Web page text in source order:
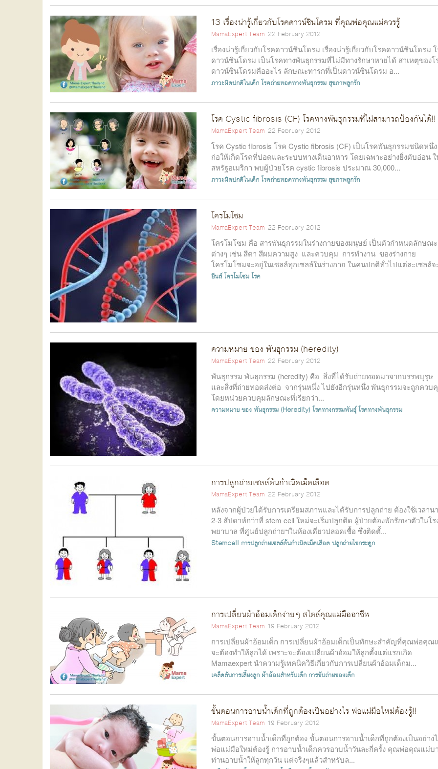
13 เรื่องน่ารู้เกี่ยวกับโรคดาวน์ซินโดรม ที่คุณพ่อคุณแม่ควรรู้
MamaExpert Team 22 February 2012
เรื่องน่ารู้เกี่ยวกับโรคดาวน์ซินโดรม เรื่องน่ารู้เกี่ยวกับโรคดาวน์ซินโดรม
ดาวน์ซินโดรม เป็นโรคทางพันธุกรรมที่ไม่มีทางรักษาหายได้ สาเหตุของโ
ดาวน์ซินโดรมคืออะไร ลักษณะทารกที่เป็นดาวน์ซินโดรม อ...
ภาวะผิดปกติในเด็กโรคถ่ายทอดทางพันธุกรรม สุขภาพลูกรัก
โรค Cystic fibrosis (CF) โรคทางพันธุกรรมที่ไม่สามารถป้องกันได้!!
MamaExpert Team 22 February 2012
โรค Cystic fibrosis โรค Cystic fibrosis (CF) เป็นโรคพันธุกรรมชนิดหนึ่ง
ก่อให้เกิดโรคที่ปอดและระบบทางเดินอาหาร โดยเฉพาะอย่างยิ่งตับอ่อน
สหรัฐอเมริกา พบผู้ป่วยโรค cystic fibrosis ประมาณ 30,000...
ภาวะผิดปกติในเด็กโรคถ่ายทอดทางพันธุกรรม สุขภาพลูกรัก
โครโมโซม
MamaExpert Team 22 February 2012
โครโมโซม คือ สารพันธุกรรมในร่างกายของมนุษย์ เป็นตัวกำหนดลักษณะ
ต่างๆ เช่น สีตา สีผมความสูง และควบคุม การทำงาน ของร่างกาย
โครโมโซมจะอยู่ในเซลล์ทุกเซลล์ในร่างกาย ในคนปกติทั่วไปแต่ละเซลล์
จำนวนโครโม...
ยีนส์โครโมโซมโรค
ความหมาย ของ พันธุกรรม (heredity)
MamaExpert Team 22 February 2012
พันธุกรรม พันธุกรรม (heredity) คือ สิ่งที่ได้รับถ่ายทอดมาจากบรรพบุรุษ
และสิ่งที่ถ่ายทอดส่งต่อ จากรุ่นหนึ่ง ไปยังอีกรุ่นหนึ่ง พันธุกรรมจะถูกควบ
โดยหน่วยควบคุมลักษณะที่เรียกว่า...
ความหมาย ของ พันธุกรรม (Heredity)โรคทางกรรมพันธุ์โรคทางพันธุกรรม
การปลูกถ่ายเซลล์ต้นกำเนิดเม็ดเลือด
MamaExpert Team 22 February 2012
หลังจากผู้ป่วยได้รับการเตรียมสภาพและได้รับการปลูกถ่าย ต้องใช้เวลาน
2-3 สัปดาห์กว่าที่ stem cell ใหม่จะเริ่มปลูกติด ผู้ป่วยต้องพักรักษาตัวในโร
พยาบาล ที่ศูนย์ปลูกถ่ายฯในห้องเดี่ยวปลอดเชื้อ ซึ่งติดตั้...
Stemcell การปลูกถ่ายเซลล์ต้นกำเนิดเม็ดเลือดปลูกถ่ายไขกระดูก
การเปลี่ยนผ้าอ้อมเด็กง่ายๆ สไตล์คุณแม่มืออาชีพ
MamaExpert Team 19 February 2012
การเปลี่ยนผ้าอ้อมเด็ก การเปลี่ยนผ้าอ้อมเด็กเป็นทักษะสำคัญที่คุณพ่อคุณ
จะต้องทำให้ลูกได้ เพราะจะต้องเปลี่ยนผ้าอ้อมให้ลูกตั้งแต่แรกเกิด
Mamaexpert นำความรู้เทคนิควิธีเกี่ยวกับการเปลี่ยนผ้าอ้อมเด็กม...
เคล็ดลับการเลี้ยงลูก ผ้าอ้อมสำหรับเด็ก การขับถ่ายของเด็ก
ขั้นตอนการอาบน้ำเด็กที่ถูกต้องเป็นอย่างไร พ่อแม่มือใหม่ต้องรู้!!
MamaExpert Team 19 February 2012
ขั้นตอนการอาบน้ำเด็กที่ถูกต้อง ขั้นตอนการอาบน้ำเด็กที่ถูกต้องเป็นอย่าง
พ่อแม่มือใหม่ต้องรู้ การอาบน้ำเด็กควรอาบน้ำวันละกี่ครั้ง คุณพ่อคุณแม่บ
ท่านอาบน้ำให้ลูกทุกวัน แต่จริงๆแล้วสำหรับล...